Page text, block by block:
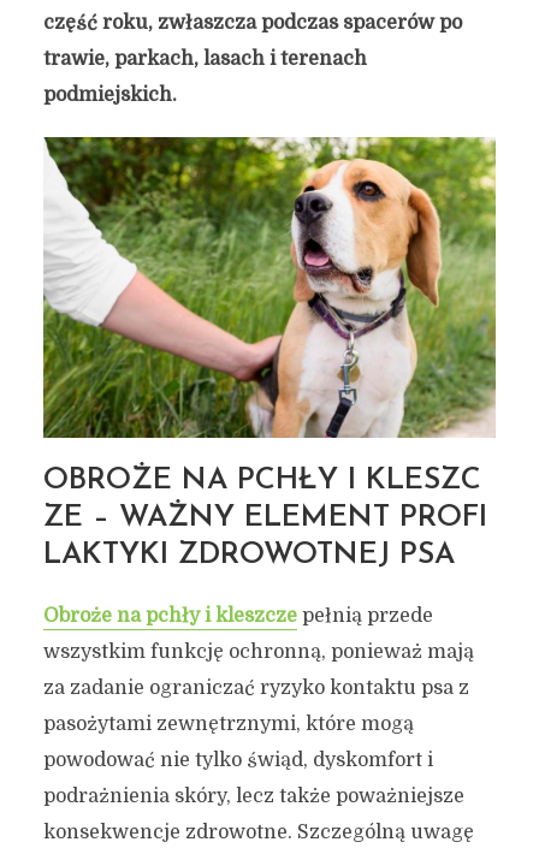
część roku, zwłaszcza podczas spacerów po
trawie, parkach, lasach i terenach
podmiejskich.
OBROŻE NA PCHŁY I KLESZC
ZE – WAŻNY ELEMENT PROFI
LAKTYKI ZDROWOTNEJ PSA
Obroże na pchły i kleszczepełnią przede
wszystkim funkcję ochronną, ponieważ mają
za zadanie ograniczać ryzyko kontaktu psa z
pasożytami zewnętrznymi, które mogą
powodować nie tylko świąd, dyskomfort i
podrażnienia skóry, lecz także poważniejsze
konsekwencje zdrowotne. Szczególną uwagę